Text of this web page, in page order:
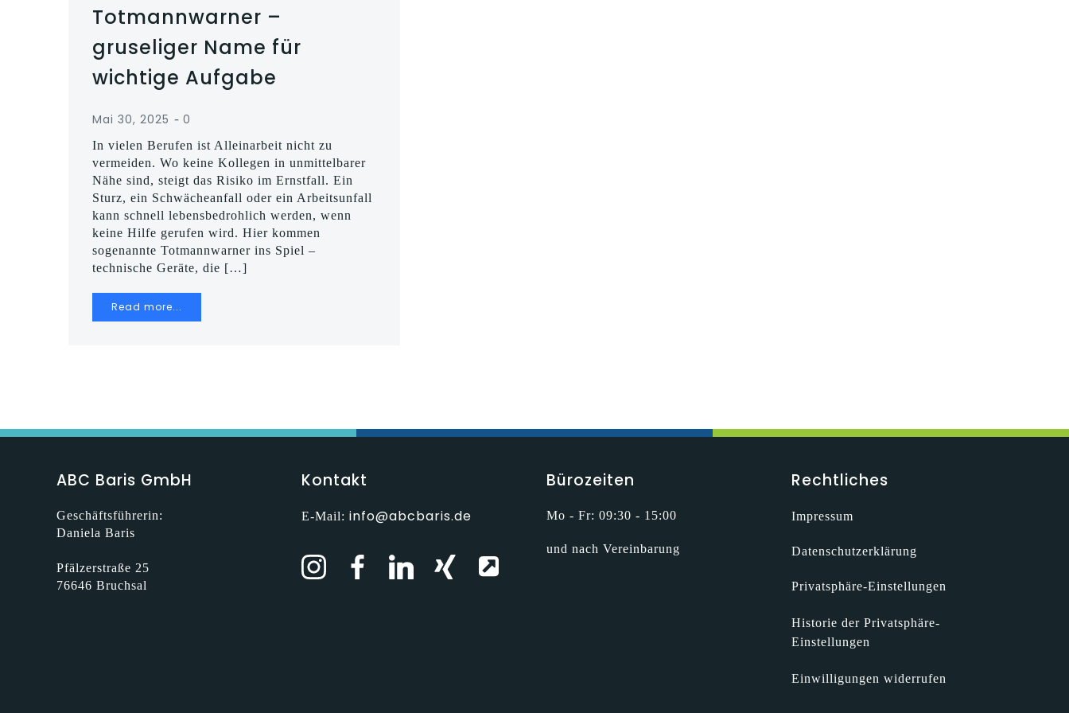
Totmannwarner –
gruseliger Name für
wichtige Aufgabe
Mai 30, 2025 - 0
In vielen Berufen ist Alleinarbeit nicht zu
vermeiden. Wo keine Kollegen in unmittelbarer
Nähe sind, steigt das Risiko im Ernstfall. Ein
Sturz, ein Schwächeanfall oder ein Arbeitsunfall
kann schnell lebensbedrohlich werden, wenn
keine Hilfe gerufen wird. Hier kommen
sogenannte Totmannwarner ins Spiel –
technische Geräte, die […]
Read more...
ABC Baris GmbH
Geschäftsführerin:
Daniela Baris
Pfälzerstraße 25
76646 Bruchsal
Kontakt
E-Mail: info@abcbaris.de
Bürozeiten
Mo - Fr: 09:30 - 15:00
und nach Vereinbarung
Rechtliches
Impressum
Datenschutzerklärung
Privatsphäre-Einstellungen
Historie der Privatsphäre-
Einstellungen
Einwilligungen widerrufen